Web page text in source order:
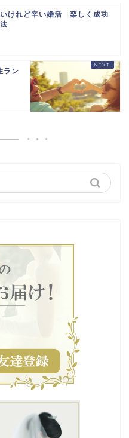
けれど辛い婚活 楽しく成功
ラン